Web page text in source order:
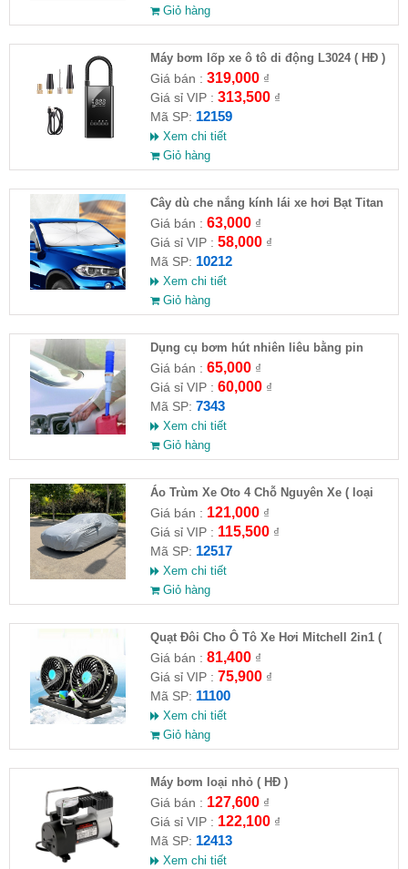
Giỏ hàng
Máy bơm lốp xe ô tô di động L3024 ( HĐ )
Giá bán : 319,000₫
Giá sỉ VIP : 313,500₫
Mã SP: 12159
Xem chi tiết
Giỏ hàng
Cây dù che nắng kính lái xe hơi Bạt Titan
Giá bán : 63,000₫
Giá sỉ VIP : 58,000₫
Mã SP: 10212
Xem chi tiết
Giỏ hàng
Dụng cụ bơm hút nhiên liêu bằng pin
Giá bán : 65,000₫
Giá sỉ VIP : 60,000₫
Mã SP: 7343
Xem chi tiết
Giỏ hàng
Áo Trùm Xe Oto 4 Chỗ Nguyên Xe ( loại
lớn )( HĐ )
Giá bán : 121,000₫
Giá sỉ VIP : 115,500₫
Mã SP: 12517
Xem chi tiết
Giỏ hàng
Quạt Đôi Cho Ô Tô Xe Hơi Mitchell 2in1 (
HĐ )
Giá bán : 81,400₫
Giá sỉ VIP : 75,900₫
Mã SP: 11100
Xem chi tiết
Giỏ hàng
Máy bơm loại nhỏ ( HĐ )
Giá bán : 127,600₫
Giá sỉ VIP : 122,100₫
Mã SP: 12413
Xem chi tiết